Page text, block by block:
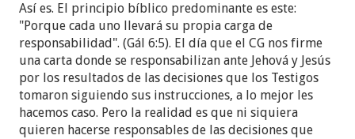
¿Tememos derecho a decir que no estamos de
acuerdo?Por su puesto que no. Aunque tengas
claro lo que dice la biblia, y vaya que no se
respalda para nada los ejemplos que puse. En la
organizacion no puedes tener esa libertad de
creencia pues eres considerado un rebelde,
apostata y que no amas a Dios.
Así es. El principio bíblico predominante es este:
"Porque cada uno llevará su propia carga de
responsabilidad". (Gál 6:5). El día que el CG nos firme
una carta donde se responsabilizan ante Jehová y Jesús
por los resultados de las decisiones que los Testigos
tomaron siguiendo sus instrucciones, a lo mejor les
hacemos caso. Pero la realidad es que ni siquiera
quieren hacerse responsables de las decisiones que